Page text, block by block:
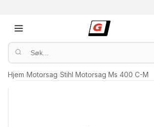
Hjem›Motorsag›Stihl Motorsag Ms 400 C-M